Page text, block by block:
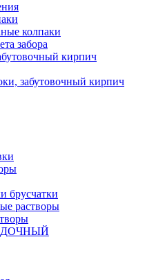
колпаки
забора
кирпич
забутовочный кирпич
брусчатки
растворы